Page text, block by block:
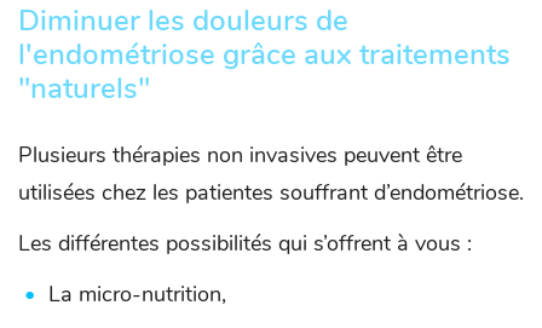
Diminuer les douleurs de
l'endométriose grâce aux traitements
"naturels"
Plusieurs thérapies non invasives peuvent être
utilisées chez les patientes souffrant d’endométriose.
Les différentes possibilités qui s’offrent à vous :
La micro-nutrition,